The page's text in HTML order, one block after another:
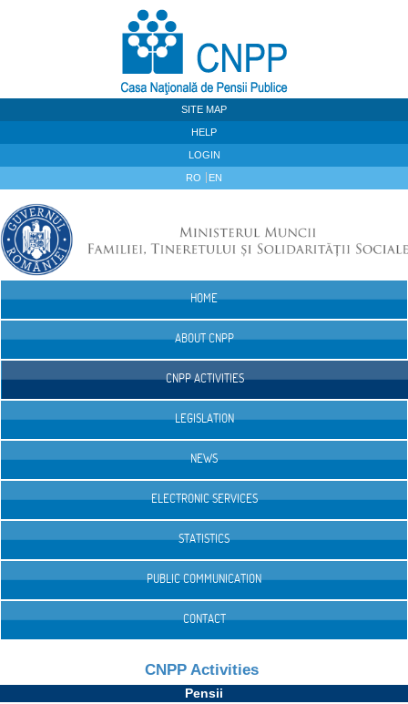
SITE MAP
HELP
LOGIN
RO EN
HOME
ABOUT CNPP
CNPP ACTIVITIES
LEGISLATION
NEWS
ELECTRONIC SERVICES
STATISTICS
PUBLIC COMMUNICATION
CONTACT
CNPP Activities
Pensii